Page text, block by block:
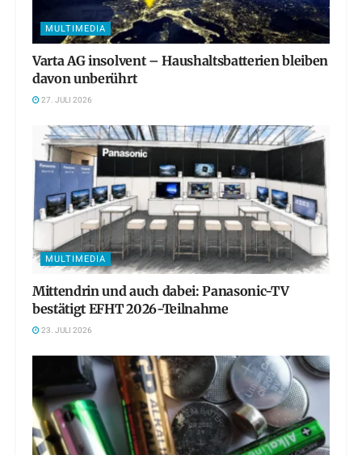
MULTIMEDIA
Varta AG insolvent – Haushaltsbatterien bleiben
davon unberührt
27. JULI 2026
MULTIMEDIA
Mittendrin und auch dabei: Panasonic-TV
bestätigt EFHT 2026-Teilnahme
23. JULI 2026